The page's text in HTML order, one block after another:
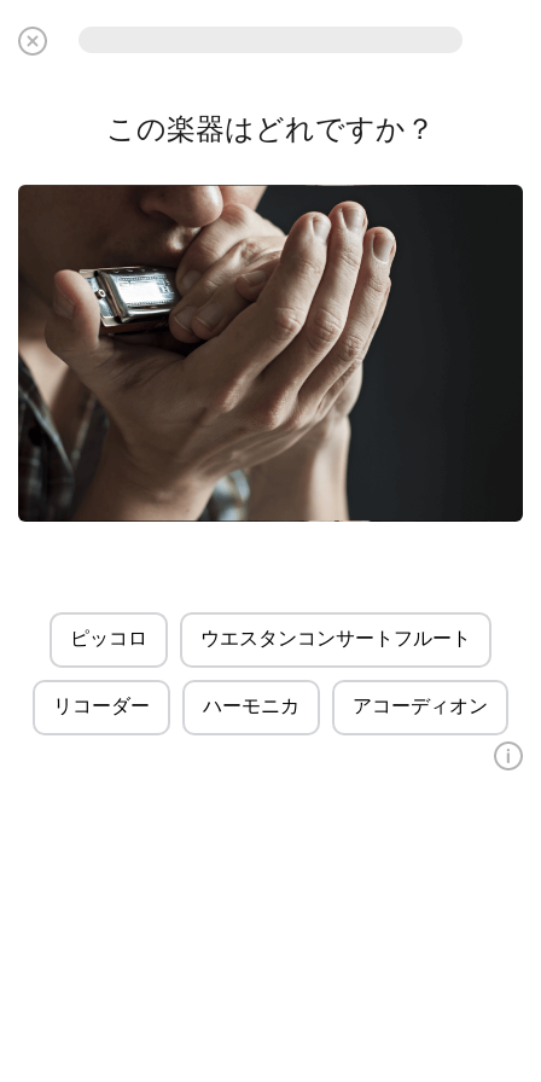
この楽器はどれですか？
ピッコロ ウエスタンコンサートフルート
リコーダー ハーモニカ アコーディオン